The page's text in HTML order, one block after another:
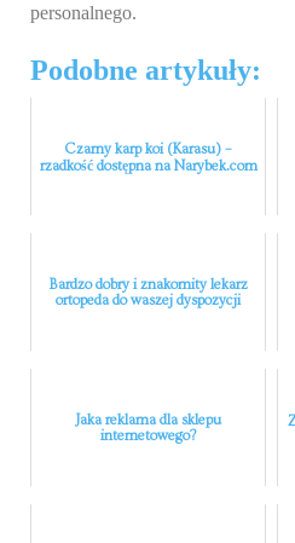
personalnego.
Podobne artykuły:
Czarny karp koi (Karasu) –
rzadkość dostępna na Narybek.com
Bardzo dobry i znakomity lekarz
ortopeda do waszej dyspozycji
Jaka reklama dla sklepu
internetowego?